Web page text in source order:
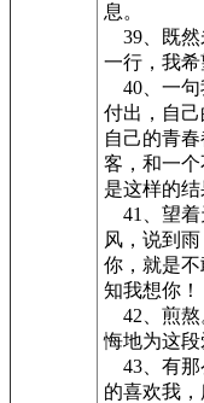
息。
39、既然
一行，我希
40、一句
付出，自己
自己的青
客，和一
是这样的
41、望着
风，说到
你，就是
知我想你！
42、煎熬
悔地为这
43、有那
的喜欢我，